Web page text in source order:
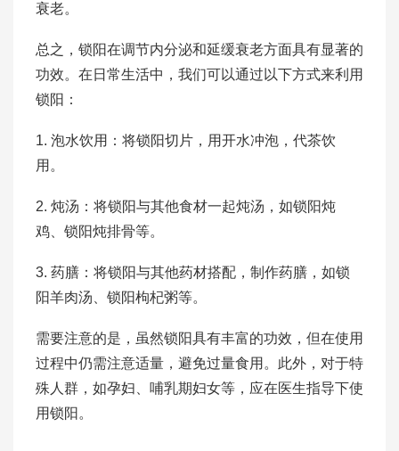
衰老。
总之，锁阳在调节内分泌和延缓衰老方面具有显著的
功效。在日常生活中，我们可以通过以下方式来利用
锁阳：
1. 泡水饮用：将锁阳切片，用开水冲泡，代茶饮
用。
2. 炖汤：将锁阳与其他食材一起炖汤，如锁阳炖
鸡、锁阳炖排骨等。
3. 药膳：将锁阳与其他药材搭配，制作药膳，如锁
阳羊肉汤、锁阳枸杞粥等。
需要注意的是，虽然锁阳具有丰富的功效，但在使用
过程中仍需注意适量，避免过量食用。此外，对于特
殊人群，如孕妇、哺乳期妇女等，应在医生指导下使
用锁阳。